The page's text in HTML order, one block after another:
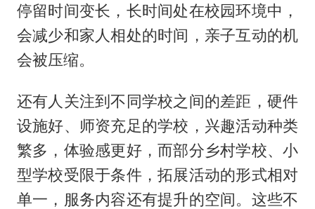
停留时间变长，长时间处在校园环境中，
会减少和家人相处的时间，亲子互动的机
会被压缩。
还有人关注到不同学校之间的差距，硬件
设施好、师资充足的学校，兴趣活动种类
繁多，体验感更好，而部分乡村学校、小
型学校受限于条件，拓展活动的形式相对
单一，服务内容还有提升的空间。这些不